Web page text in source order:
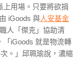
上用場。只要將欲捐
iGoods 與人安基金
人「傑克」協助清
「iGoods 就是物流轉
。」邱珮瑜說，濃縮